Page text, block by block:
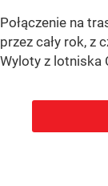
Połączenie na
przez cały rok,
Wyloty z lotniska